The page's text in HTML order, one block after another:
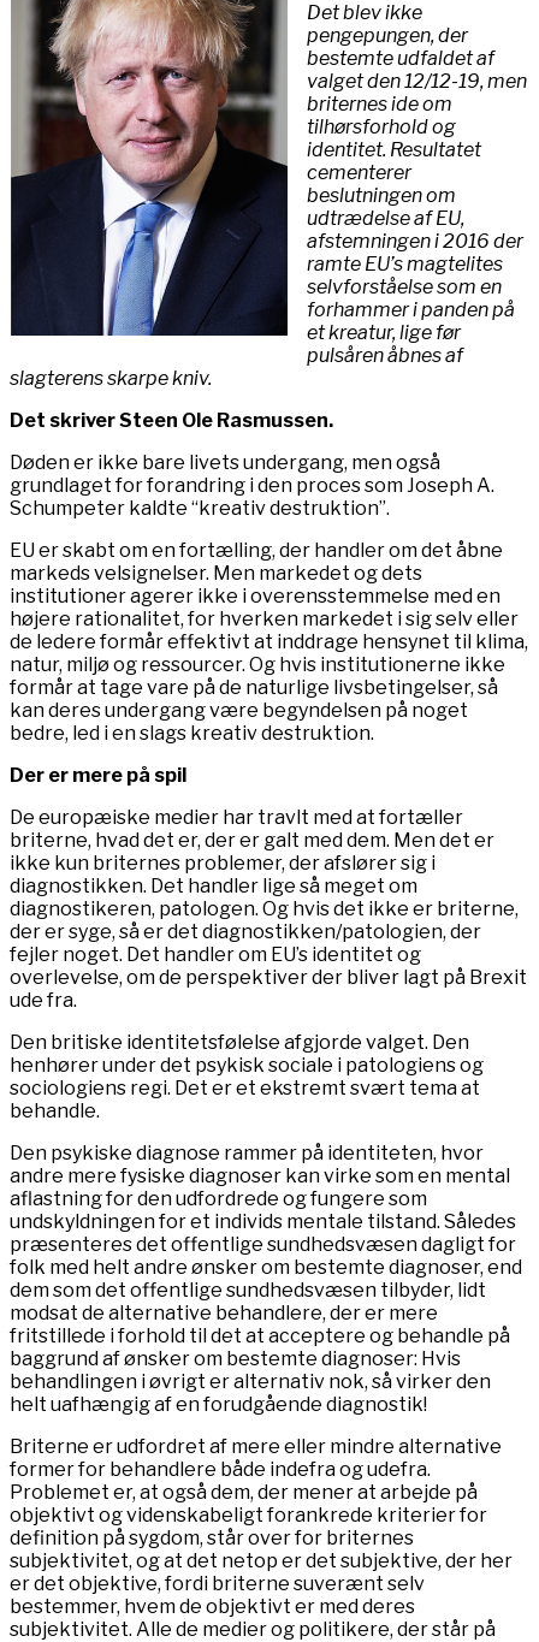
Det blev ikke
pengepungen, der
bestemte udfaldet af
valget den 12/12-19, men
briternes ide om
tilhørsforhold og
identitet. Resultatet
cementerer
beslutningen om
udtrædelse af EU,
afstemningen i 2016 der
ramte EU’s magtelites
selvforståelse som en
forhammer i panden på
et kreatur, lige før
pulsåren åbnes af
slagterens skarpe kniv.
Det skriver Steen Ole Rasmussen.
Døden er ikke bare livets undergang, men også
grundlaget for forandring i den proces som Joseph A.
Schumpeter kaldte “kreativ destruktion”.
EU er skabt om en fortælling, der handler om det åbne
markeds velsignelser. Men markedet og dets
institutioner agerer ikke i overensstemmelse med en
højere rationalitet, for hverken markedet i sig selv eller
de ledere formår effektivt at inddrage hensynet til klima,
natur, miljø og ressourcer. Og hvis institutionerne ikke
formår at tage vare på de naturlige livsbetingelser, så
kan deres undergang være begyndelsen på noget
bedre, led i en slags kreativ destruktion.
Der er mere på spil
De europæiske medier har travlt med at fortæller
briterne, hvad det er, der er galt med dem. Men det er
ikke kun briternes problemer, der afslører sig i
diagnostikken. Det handler lige så meget om
diagnostikeren, patologen. Og hvis det ikke er briterne,
der er syge, så er det diagnostikken/patologien, der
fejler noget. Det handler om EU’s identitet og
overlevelse, om de perspektiver der bliver lagt på Brexit
ude fra.
Den britiske identitetsfølelse afgjorde valget. Den
henhører under det psykisk sociale i patologiens og
sociologiens regi. Det er et ekstremt svært tema at
behandle.
Den psykiske diagnose rammer på identiteten, hvor
andre mere fysiske diagnoser kan virke som en mental
aflastning for den udfordrede og fungere som
undskyldningen for et individs mentale tilstand. Således
præsenteres det offentlige sundhedsvæsen dagligt for
folk med helt andre ønsker om bestemte diagnoser, end
dem som det offentlige sundhedsvæsen tilbyder, lidt
modsat de alternative behandlere, der er mere
fritstillede i forhold til det at acceptere og behandle på
baggrund af ønsker om bestemte diagnoser: Hvis
behandlingen i øvrigt er alternativ nok, så virker den
helt uafhængig af en forudgående diagnostik!
Briterne er udfordret af mere eller mindre alternative
former for behandlere både indefra og udefra.
Problemet er, at også dem, der mener at arbejde på
objektivt og videnskabeligt forankrede kriterier for
definition på sygdom, står over for briternes
subjektivitet, og at det netop er det subjektive, der her
er det objektive, fordi briterne suverænt selv
bestemmer, hvem de objektivt er med deres
subjektivitet. Alle de medier og politikere, der står på